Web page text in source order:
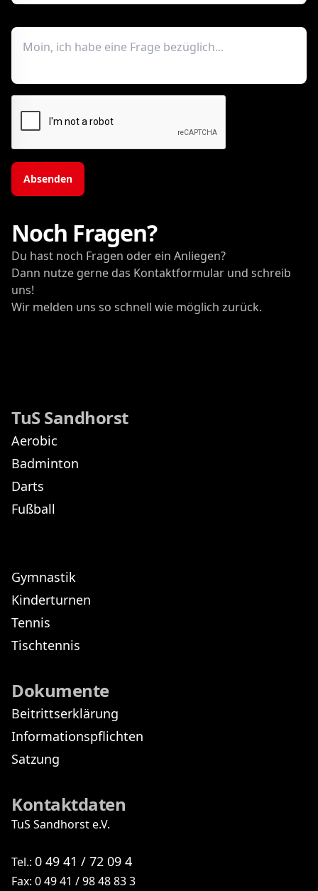
Absenden
Noch Fragen?
Du hast noch Fragen oder ein Anliegen?
Dann nutze gerne das Kontaktformular und schreib
uns!
Wir melden uns so schnell wie möglich zurück.
TuS Sandhorst
Aerobic
Badminton
Darts
Fußball
Gymnastik
Kinderturnen
Tennis
Tischtennis
Dokumente
Beitrittserklärung
Informationspflichten
Satzung
Kontaktdaten
TuS Sandhorst e.V.
Tel.: 0 49 41 / 72 09 4
Fax: 0 49 41 / 98 48 83 3